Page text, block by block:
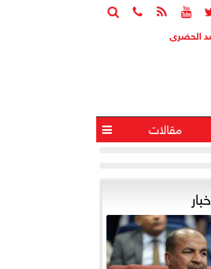




الشكاوى الحكومية خلال يوليو الماضي
الحضرى
مقالات 